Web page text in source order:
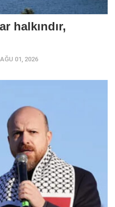
halkındır,
AĞU 01, 2026